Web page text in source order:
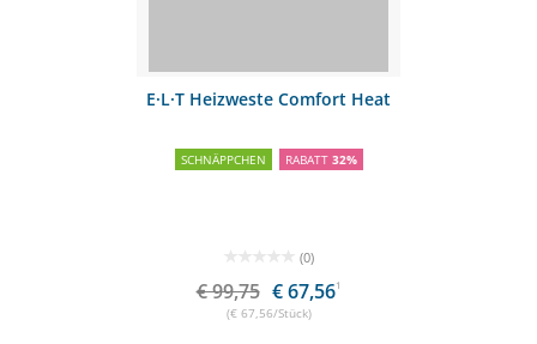
E·L·T Heizweste Comfort Heat
SCHNÄPPCHEN RABATT 32%
(0)
€ 99,75 € 67,561
(€ 67,56/Stück)